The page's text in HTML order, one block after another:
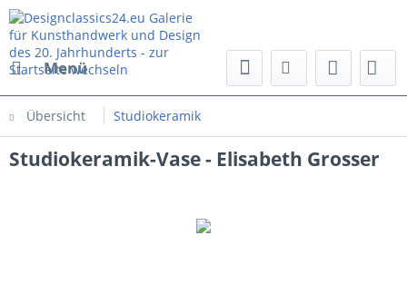
Menü
Übersicht Studiokeramik
Studiokeramik-Vase - Elisabeth Grosser